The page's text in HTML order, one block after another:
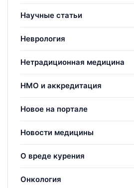
Научные статьи
Неврология
Нетрадиционная медицина
НМО и аккредитация
Новое на портале
Новости медицины
О вреде курения
Онкология